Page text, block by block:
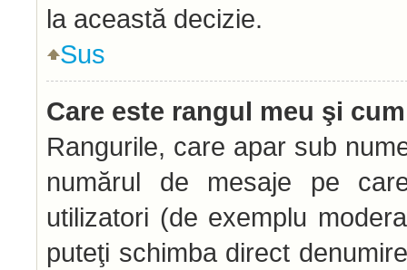
la această decizie.
Sus
Care este rangul meu şi
Rangurile, care apar sub
numărul de mesaje pe
utilizatori (de exemplu
puteţi schimba direct